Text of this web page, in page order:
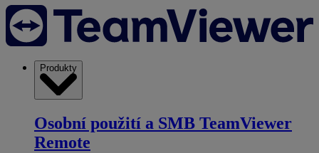
Produkty
Osobní použití a SMB TeamViewer
Remote